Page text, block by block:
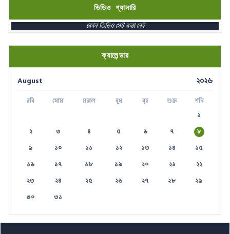
পাসপোর্ট বাতায়ন হটলাইন
১৬৪৪৫
১৬৯৯৯
ভিডিও গ্যালারি
কোন ভিডিও সেট করা নেই
ক্যালেন্ডার
August ২০২৬
রবি সোম মঙ্গল বুধ বৃহ শুক্র শনি
১
২
৩ ৪ ৫ ৬ ৭
৮
৯
১০ ১১ ১২ ১৩ ১৪
১৫
১৬
১৭ ১৮ ১৯ ২০ ২১
২২
২৩
২৪ ২৫ ২৬ ২৭ ২৮
২৯
৩০
৩১